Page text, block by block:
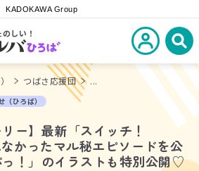
KADOKAWA Group
しい！
ひろば
新規会員登
検
つばさ応援団 ...
（ひろば）
ー】最新「スイッチ！
なかったマル秘エピソードを公
！」のイラストも特別公開♡